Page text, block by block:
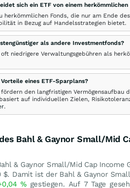
sich ein ETF von einem herkömmlichen
herkömmlichen Fonds, die nur am Ende
in Bezug auf Handelsstrategien bietet.
als andere Investmentfonds?
oft niedrigere Verwaltungsgebühren als
eines ETF-Sparplans?
den langfristigen Vermögensaufbau
auf individuellen Zielen,
.
Bahl & Gaynor Small/Mid
& Gaynor Small/Mid Cap Income
$. Damit ist der Bahl & Gaynor
%gestiegen. Auf 7 Tage